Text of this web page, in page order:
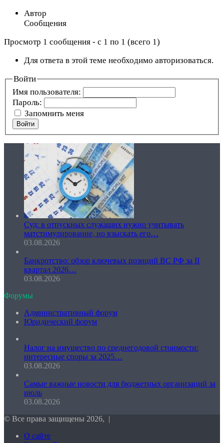
Автор
Сообщения
Просмотр 1 сообщения - с 1 по 1 (всего 1)
Для ответа в этой теме необходимо авторизоваться.
Войти
Имя пользователя:
Пароль:
Запомнить меня
Войти
Суд: в отпускных служащих нужно учитывать
матстимулирование, но взыскать его…
03.08.2026
Банкротство: обзор ключевых позиций ВС РФ за II
квартал 2026…
03.08.2026
Форумы
Административный форум
Юридический форум
Налог на имущество по среднегодовой стоимости:
интересные споры за 2025…
03.08.2026
Самые важные новости для бюджетных организаций за
июль
03.08.2026
© Все права защищены 2026, |
О сайте